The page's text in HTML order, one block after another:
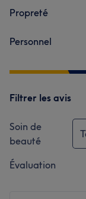
Propreté
Personnel
Filtrer les avis
Soin de
beauté
Évaluation